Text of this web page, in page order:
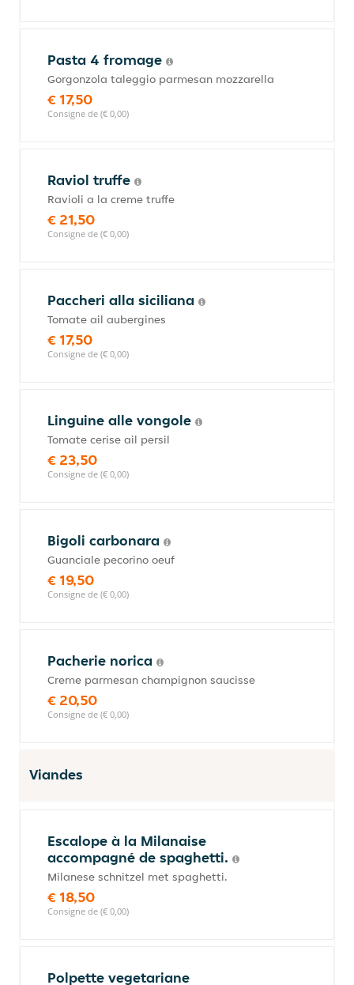
Pasta 4 fromage
Gorgonzola taleggio parmesan mozzarella
€ 17,50
Consigne de (€ 0,00)
Raviol truffe
Ravioli a la creme truffe
€ 21,50
Consigne de (€ 0,00)
Paccheri alla siciliana
Tomate ail aubergines
€ 17,50
Consigne de (€ 0,00)
Linguine alle vongole
Tomate cerise ail persil
€ 23,50
Consigne de (€ 0,00)
Bigoli carbonara
Guanciale pecorino oeuf
€ 19,50
Consigne de (€ 0,00)
Pacherie norica
Creme parmesan champignon saucisse
€ 20,50
Consigne de (€ 0,00)
Viandes
Escalope à la Milanaise
accompagné de spaghetti.
Milanese schnitzel met spaghetti.
€ 18,50
Consigne de (€ 0,00)
Polpette vegetariane